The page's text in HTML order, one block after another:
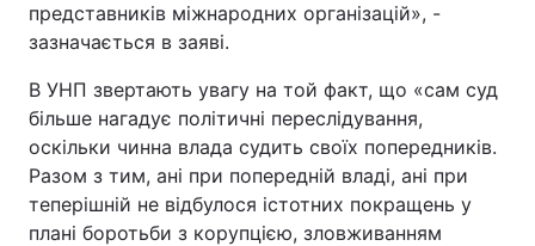
представників міжнародних організацій», -
зазначається в заяві.
В УНП звертають увагу на той факт, що «сам суд
більше нагадує політичні переслідування,
оскільки чинна влада судить своїх попередників.
Разом з тим, ані при попередній владі, ані при
теперішній не відбулося істотних покращень у
плані боротьби з корупцією, зловживанням